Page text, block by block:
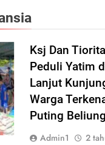
Ksj Dan
Peduli Yatim
Lanjut
Warga
Puting
Admin1
2